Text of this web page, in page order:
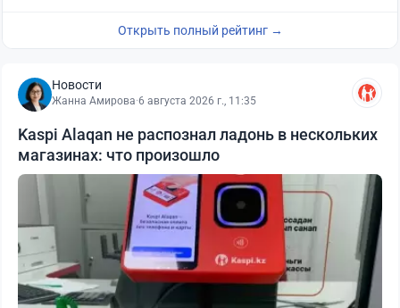
Открыть полный рейтинг →
Новости
Жанна Амирова·6 августа 2026 г., 11:35
Kaspi Alaqan не распознал ладонь в нескольких
магазинах: что произошло